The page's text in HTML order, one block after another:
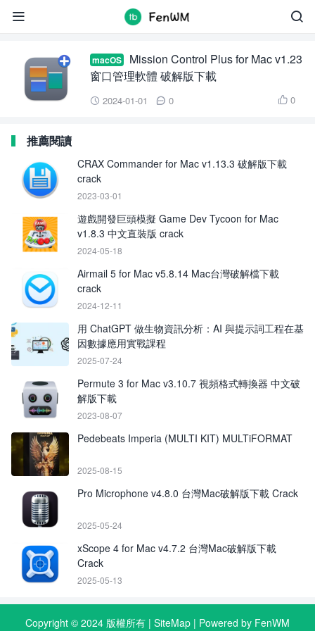

 Mission Control Plus for Mac
macOS
Mission Control Plus for Mac v1.23
窗口管理軟體 破解版下載
 2024-01-01  0  0
推薦閱讀
CRAX Commander for Mac v1.13.3 破解版下載
crack
2023-03-01
遊戲開發巨頭模擬 Game Dev Tycoon for Mac
v1.8.3 中文直裝版 crack
2024-05-18
Airmail 5 for Mac v5.8.14 Mac台灣破解檔下載
crack
2024-12-11
用 ChatGPT 做生物資訊分析：AI 與提示詞工程在基
因數據應用實戰課程
2025-07-24
Permute 3 for Mac v3.10.7 視頻格式轉換器 中文破
解版下載
2023-08-07
Pedebeats Imperia (MULTI KIT) MULTiFORMAT
2025-08-15
Pro Microphone v4.8.0 台灣Mac破解版下載 Crack
2025-05-24
xScope 4 for Mac v4.7.2 台灣Mac破解版下載
Crack
2025-05-13
Copyright © 2024 版權所有 | SiteMap | Powered by FenWM